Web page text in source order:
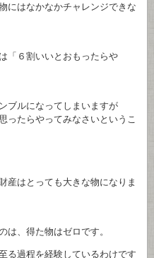
はなかなかチャレンジできな
６割いいとおもったらや
ルになってしまいますが
たらやってみなさいというこ
はとっても大きな物になりま
、得た物はゼロです。
過程を経験しているわけです